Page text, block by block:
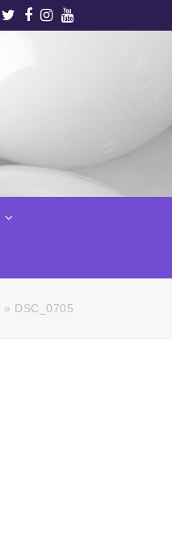
Twitter
Facebook
Instagram
Youtube
» DSC_0705